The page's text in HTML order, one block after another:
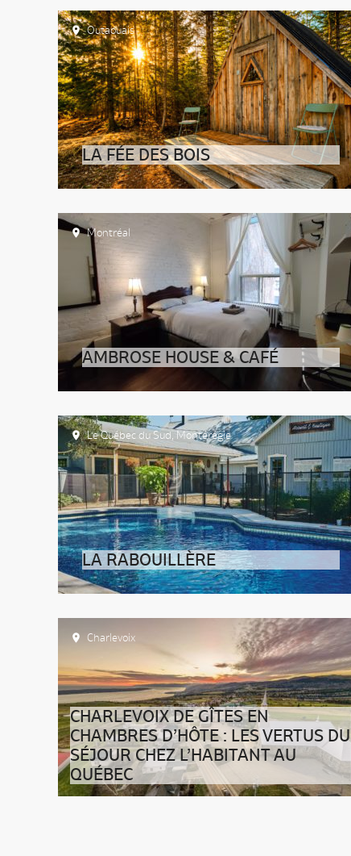
Outaouais
LA FÉE DES BOIS
Montréal
AMBROSE HOUSE & CAFÉ
Le Québec du Sud ,Montérégie
LA RABOUILLÈRE
Charlevoix
CHARLEVOIX DE GÎTES EN
CHAMBRES D’HÔTE : LES VERTUS DU
SÉJOUR CHEZ L’HABITANT AU
QUÉBEC